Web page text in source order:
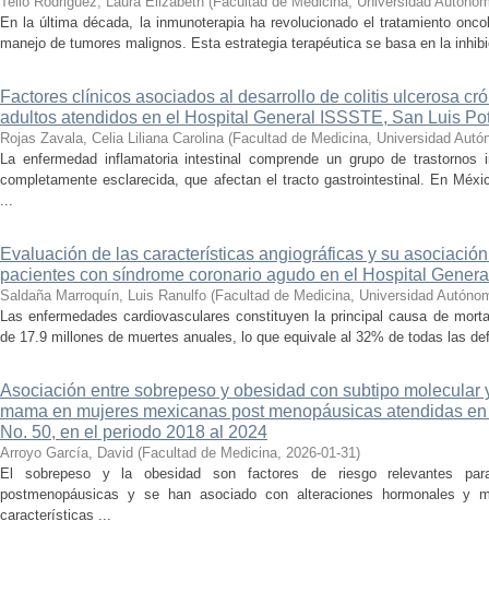
En la última década, la inmunoterapia ha revolucionado el tratamiento
manejo de tumores malignos. Esta estrategia terapéutica se basa en la
Factores clínicos asociados al desarrollo de colitis ulcerosa
adultos atendidos en el Hospital General ISSSTE, San Luis
Rojas Zavala, Celia Liliana Carolina (Facultad de Medicina, Universidad
La enfermedad inflamatoria intestinal comprende un grupo de
completamente esclarecida, que afectan el tracto gastrointestinal. En
...
Evaluación de las características angiográficas y su
pacientes con síndrome coronario agudo en el Hospital
Saldaña Marroquín, Luis Ranulfo (Facultad de Medicina, Universidad
Las enfermedades cardiovasculares constituyen la principal causa de
de 17.9 millones de muertes anuales, lo que equivale al 32% de todas las
Asociación entre sobrepeso y obesidad con subtipo molecular
mama en mujeres mexicanas post menopáusicas atendidas
No. 50, en el periodo 2018 al 2024
Arroyo García, David (Facultad de Medicina, 2026-01-31)
El sobrepeso y la obesidad son factores de riesgo relevantes
postmenopáusicas y se han asociado con alteraciones hormonales y
características ...